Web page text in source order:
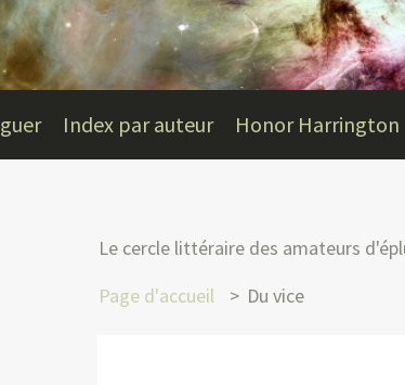
Index par auteur Honor Harrington
Le cercle littéraire des amateurs
Page d'accueil
Du vice